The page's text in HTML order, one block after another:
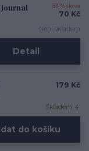
53 % sleva
70 Kč
Není skladem
Detail
179 Kč
Skladem: 4
do košíku